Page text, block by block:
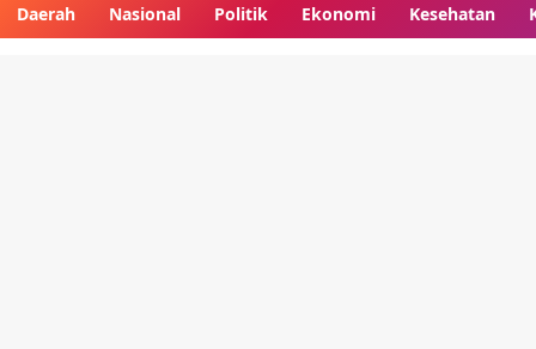
Daerah Nasional Politik Ekonomi Kesehatan